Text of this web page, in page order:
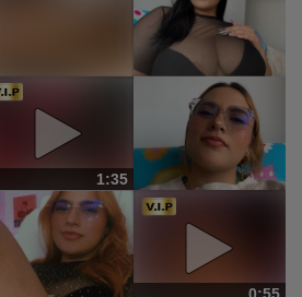
1:35